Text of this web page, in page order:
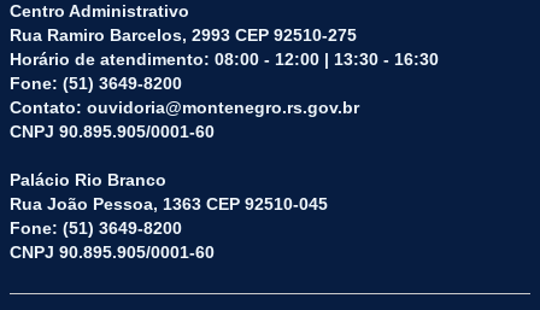
Centro Administrativo
Rua Ramiro Barcelos, 2993 CEP 92510-275
Horário de atendimento: 08:00 - 12:00 | 13:30 - 16:30
Fone: (51) 3649-8200
Contato: ouvidoria@montenegro.rs.gov.br
CNPJ 90.895.905/0001-60
Palácio Rio Branco
Rua João Pessoa, 1363 CEP 92510-045
Fone: (51) 3649-8200
CNPJ 90.895.905/0001-60